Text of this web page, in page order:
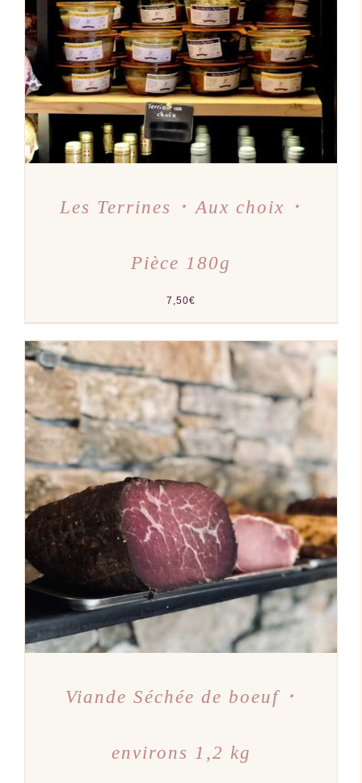
PRODUIT
A
PLUSIEURS
VARIATIONS.
LES
OPTIONS
PEUVENT
ÊTRE
CHOISIES
SUR
LA
PAGE
DU
PRODUIT
DÉTAILS
Les Terrines ･ Aux choix ･
Pièce 180g
7,50€
AJOUTER AU PANIER
/
DÉTAILS
Viande Séchée de boeuf ･
environs 1,2 kg